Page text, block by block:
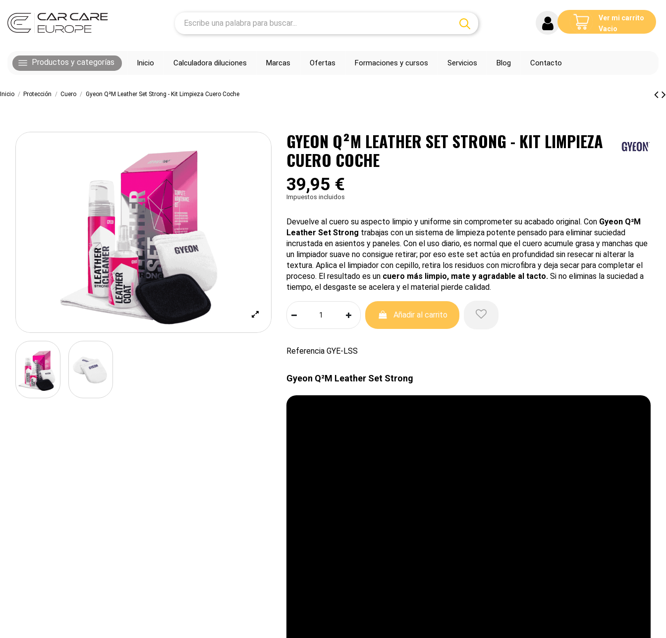
Ver mi carrito
Vacio
Productos y categorías Inicio Calculadora diluciones Marcas Ofertas Formaciones y cursos Servicios Blog Contacto
Inicio Protección Cuero Gyeon Q²M Leather Set Strong - Kit Limpieza Cuero Coche
GYEON Q²M LEATHER SET STRONG - KIT LIMPIEZA
CUERO COCHE
39,95 €
Impuestos incluidos
Devuelve al cuero su aspecto limpio y uniforme sin comprometer su acabado original. Con Gyeon Q²M
Leather Set Strong trabajas con un sistema de limpieza potente pensado para eliminar suciedad
incrustada en asientos y paneles. Con el uso diario, es normal que el cuero acumule grasa y manchas que
un limpiador suave no consigue retirar; por eso este set actúa en profundidad sin resecar ni alterar la
textura. Aplica el limpiador con cepillo, retira los residuos con microfibra y deja secar para completar el
proceso. El resultado es un cuero más limpio, mate y agradable al tacto. Si no eliminas la suciedad a
tiempo, el desgaste se acelera y el material pierde calidad.
Añadir al carrito
Referencia GYE-LSS
Gyeon Q²M Leather Set Strong